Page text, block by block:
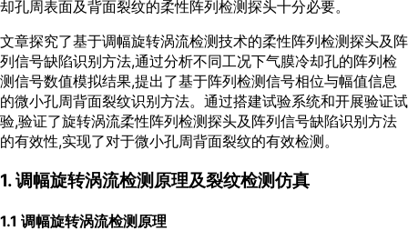
却孔周表面及背面裂纹的柔性阵列检测探头十分必要。
文章探究了基于调幅旋转涡流检测技术的柔性阵列检测探头及阵
列信号缺陷识别方法,通过分析不同工况下气膜冷却孔的阵列检
测信号数值模拟结果,提出了基于阵列检测信号相位与幅值信息
的微小孔周背面裂纹识别方法。通过搭建试验系统和开展验证试
验,验证了旋转涡流柔性阵列检测探头及阵列信号缺陷识别方法
的有效性,实现了对于微小孔周背面裂纹的有效检测。
1. 调幅旋转涡流检测原理及裂纹检测仿真
1.1 调幅旋转涡流检测原理